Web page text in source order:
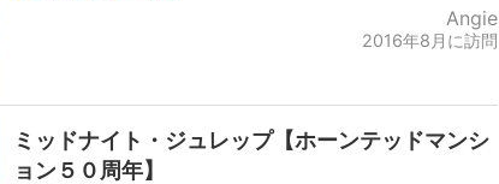
Angie
2016年8月に訪問
ミッドナイト・ジュレップ【ホーンテッドマンシ
ョン５０周年】